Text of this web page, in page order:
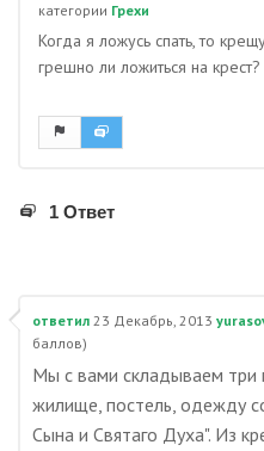
категории Грехи
Когда я ложусь спать, то
грешно ли ложиться на крест?
1 Ответ
ответил 23 Декабрь, 2013
баллов)
Мы с вами складываем три
жилище, постель, одежду
Сына и Святаго Духа". Из